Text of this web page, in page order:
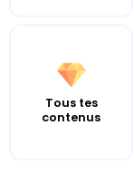
Tous tes
contenus